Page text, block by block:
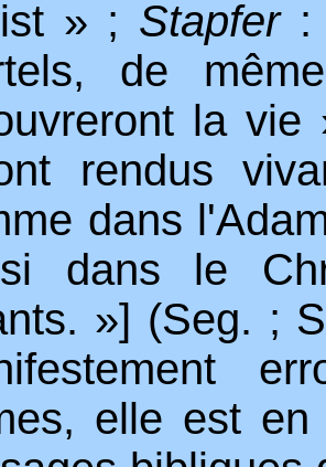
» ; Stapfer:
de
la
rendus
dans
dans le
»] (Seg. ;
elle est en